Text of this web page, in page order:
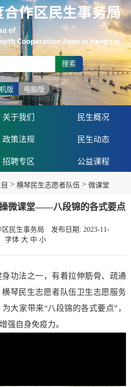
搜索
版 电脑版
关于我们 民生概况
政策法规 民生动态
招聘专区 公益课程
> 横琴民生志愿者队伍 > 微课堂
微课堂——八段锦的各式要点
民生事务局
发布日期: 2023-11-
字体 大 中 小
法之一，有着拉伸筋骨、疏通
琴民生志愿者队伍卫生志愿服务
大家带来“八段锦的各式要点”，
强自身免疫力。